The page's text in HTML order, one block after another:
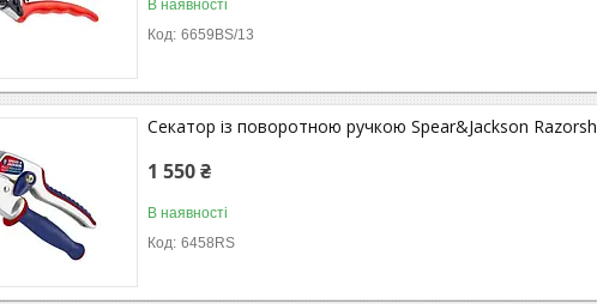
В наявності
6659BS/13
Секатор із поворотною ручкою Spear&Jackson
1 550 ₴
В наявності
6458RS